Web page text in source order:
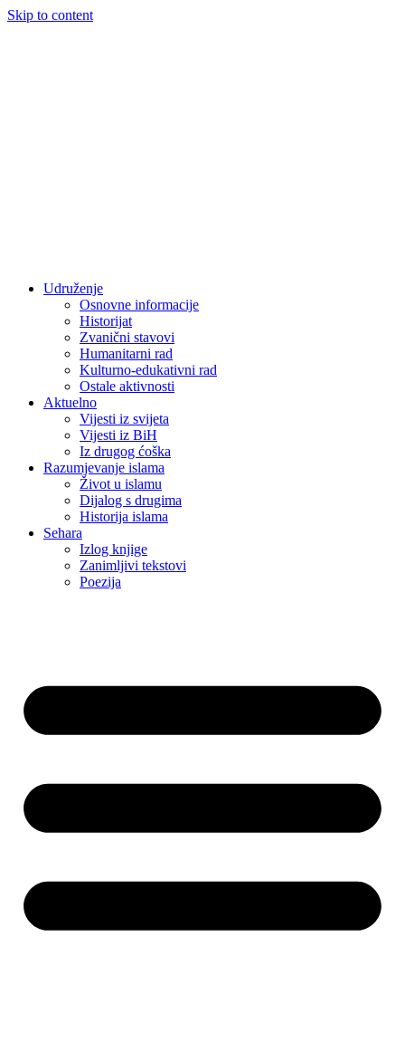
Skip to content
Udruženje
Osnovne informacije
Historijat
Zvanični stavovi
Humanitarni rad
Kulturno-edukativni rad
Ostale aktivnosti
Aktuelno
Vijesti iz svijeta
Vijesti iz BiH
Iz drugog ćoška
Razumjevanje islama
Život u islamu
Dijalog s drugima
Historija islama
Sehara
Izlog knjige
Zanimljivi tekstovi
Poezija